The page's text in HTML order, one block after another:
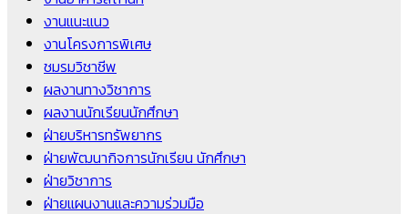
งานแนะแนว
งานโครงการพิเศษ
ชมรมวิชาชีพ
ผลงานทางวิชาการ
ผลงานนักเรียนนักศึกษา
ฝ่ายบริหารทรัพยากร
ฝ่ายพัฒนากิจการนักเรียน นักศึกษา
ฝ่ายวิชาการ
ฝ่ายแผนงานและความร่วมมือ